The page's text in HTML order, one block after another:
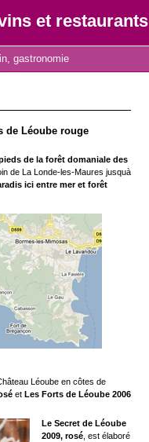
et restaurants
gastronomie
de Léoube rouge
de la forêt domaniale des
de La Londe-les-Maures jusquà
ici entre mer et forêt
Léoube en côtes de
et Les Forts de Léoube 2006
Le Secret de Léoube
2009, rosé , est élaboré